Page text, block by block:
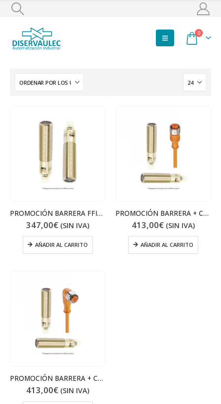
0
PROMOCIÓN BARRERA FFIH/00-1E + FFIZ/BP-1E
347,00€ (SIN IVA)
AÑADIR AL CARRITO
PROMOCIÓN BARRERA + CABLE RECTO
413,00€ (SIN IVA)
AÑADIR AL CARRITO
PROMOCIÓN BARRERA + CABLE ACODADO
413,00€ (SIN IVA)